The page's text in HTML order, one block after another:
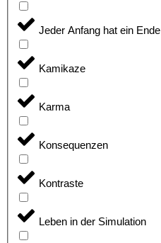
Jeder Anfang hat ein Ende
Kamikaze
Karma
Konsequenzen
Kontraste
Leben in der Simulation